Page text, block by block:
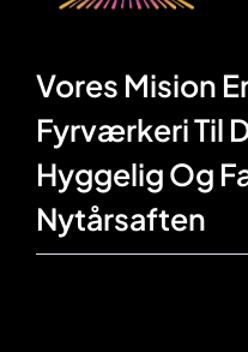
Vores Mision
Fyrværkeri Til
Hyggelig Og
Nytårsaften